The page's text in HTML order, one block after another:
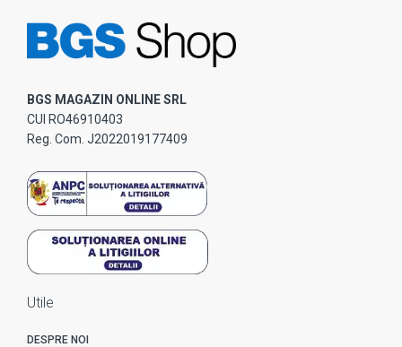
BGS MAGAZIN ONLINE SRL
CUI RO46910403
Reg. Com. J2022019177409
Utile
DESPRE NOI